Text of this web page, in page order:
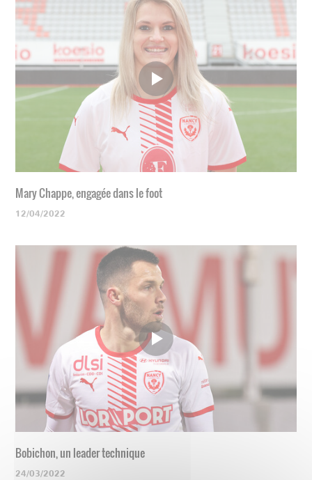
Mary Chappe, engagée dans le foot
12/04/2022
Bobichon, un leader technique
24/03/2022